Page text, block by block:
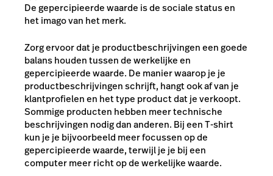
De gepercipieerde waarde is de sociale status en
het imago van het merk.
Zorg ervoor dat je productbeschrijvingen een goede
balans houden tussen de werkelijke en
gepercipieerde waarde. De manier waarop je je
productbeschrijvingen schrijft, hangt ook af van je
klantprofielen en het type product dat je verkoopt.
Sommige producten hebben meer technische
beschrijvingen nodig dan anderen. Bij een T-shirt
kun je je bijvoorbeeld meer focussen op de
gepercipieerde waarde, terwijl je je bij een
computer meer richt op de werkelijke waarde.